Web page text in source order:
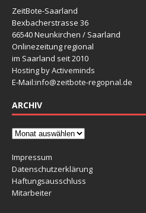
ZeitBote-Saarland
Bexbacherstrasse 36
66540 Neunkirchen / Saarland
Onlinezeitung regional
im Saarland seit 2010
Hosting by Activeminds
E-Mail:info@zeitbote-regopnal.de
ARCHIV
Impressum
Datenschutzerklärung
Haftungsausschluss
Mitarbeiter